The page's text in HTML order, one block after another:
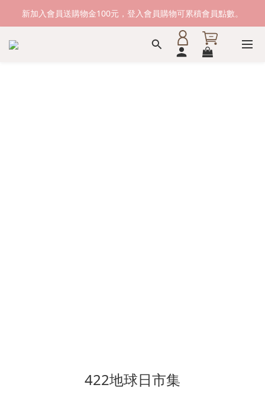
新加入會員送購物金100元，登入會員購物可累積會員點數。
新加入會員送購物金100元，登入會員購物可累積會員點數。
滿1500元免運費。 滿2000元，貨到付款免運。
422地球日市集